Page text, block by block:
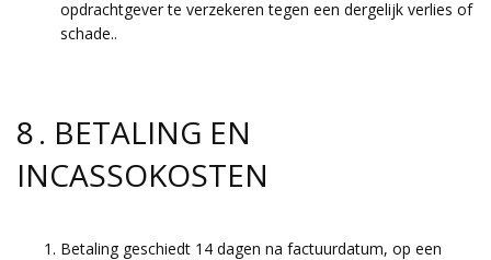
opdrachtgever te verzekeren tegen een dergelijk verlies of
schade..
8 . BETALING EN
INCASSOKOSTEN
Betaling geschiedt 14 dagen na factuurdatum, op een